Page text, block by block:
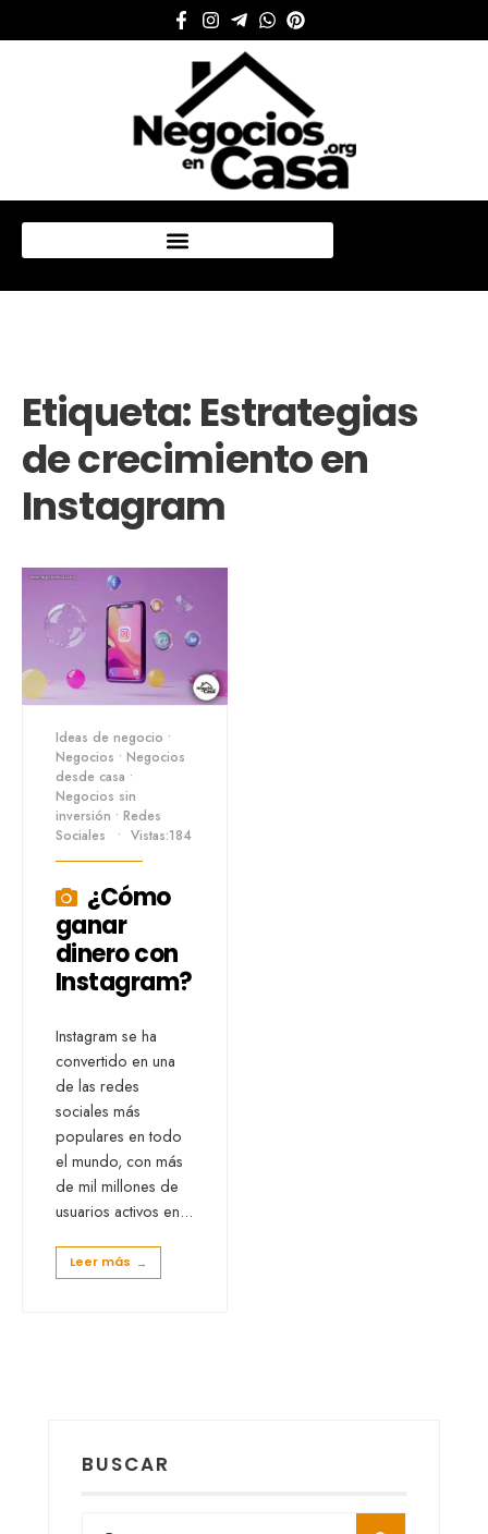
Etiqueta:Estrategias
de crecimiento en
Instagram
Ideas de negocio •
Negocios • Negocios
desde casa •
Negocios sin
inversión • Redes
Sociales
• Vistas:184
¿Cómo
ganar
dinero con
Instagram?
Instagram se ha
convertido en una
de las redes
sociales más
populares en todo
el mundo, con más
de mil millones de
usuarios activos en...
Leer más →
BUSCAR